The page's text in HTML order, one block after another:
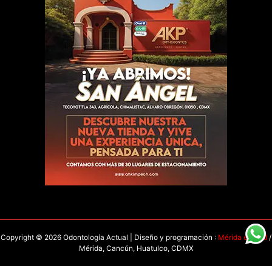
Copyright © 2026 Odontología Actual | Diseño y programación : Mérida en Red /
Mérida, Cancún, Huatulco, CDMX